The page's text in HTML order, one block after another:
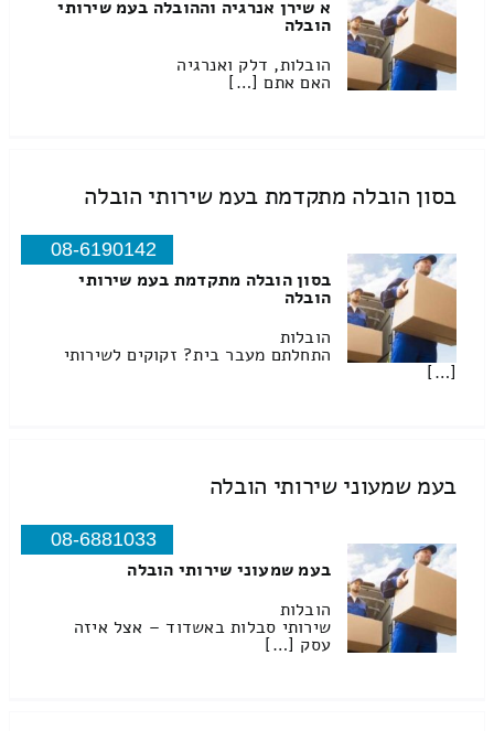
א שירן אנרגיה וההובלה בעמ שירותי
הובלה
הובלות, דלק ואנרגיה
האם אתם […]
בסון הובלה מתקדמת בעמ שירותי הובלה
08-6190142
בסון הובלה מתקדמת בעמ שירותי
הובלה
הובלות
התחלתם מעבר בית? זקוקים לשירותי
[…]
בעמ שמעוני שירותי הובלה
08-6881033
בעמ שמעוני שירותי הובלה
הובלות
שירותי סבלות באשדוד – אצל איזה
עסק […]